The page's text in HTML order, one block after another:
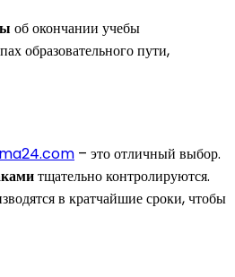
об окончании учебы
образовательного пути,
– это отличный выбор.
тщательно контролируются.
в кратчайшие сроки, чтобы